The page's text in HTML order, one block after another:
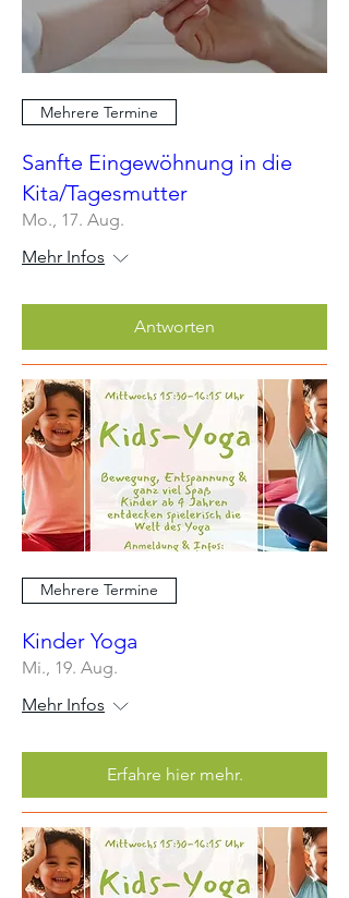
Mehrere Termine
Sanfte Eingewöhnung in die
Kita/Tagesmutter
Mo., 17. Aug.
Mehr Infos
Antworten
Mehrere Termine
Kinder Yoga
Mi., 19. Aug.
Mehr Infos
Erfahre hier mehr.